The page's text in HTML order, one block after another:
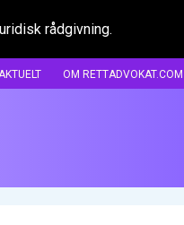
rådgivning.
OM RETTADVOKAT.COM